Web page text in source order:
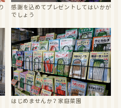
感謝を込めてプレゼントしてはいかが
でしょう
はじめませんか？家庭菜園